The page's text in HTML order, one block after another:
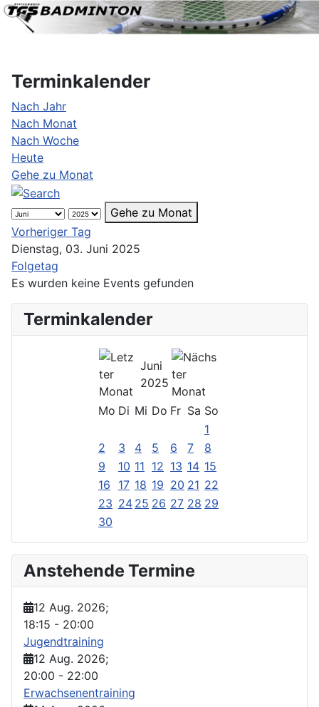
Terminkalender
Nach Jahr
Nach Monat
Nach Woche
Heute
Gehe zu Monat
Gehe zu Monat
Vorheriger Tag
Dienstag, 03. Juni 2025
Folgetag
Es wurden keine Events gefunden
Terminkalender
Juni
2025
Mo Di Mi Do Fr Sa So
1
2
3 4 5 6 7
8
9
10 11 12 13 14 15
16
17 18 19 20 21 22
23 24 25 26 27 28 29
30
Anstehende Termine
12 Aug. 2026;
18:15 - 20:00
Jugendtraining
12 Aug. 2026;
20:00 - 22:00
Erwachsenentraining